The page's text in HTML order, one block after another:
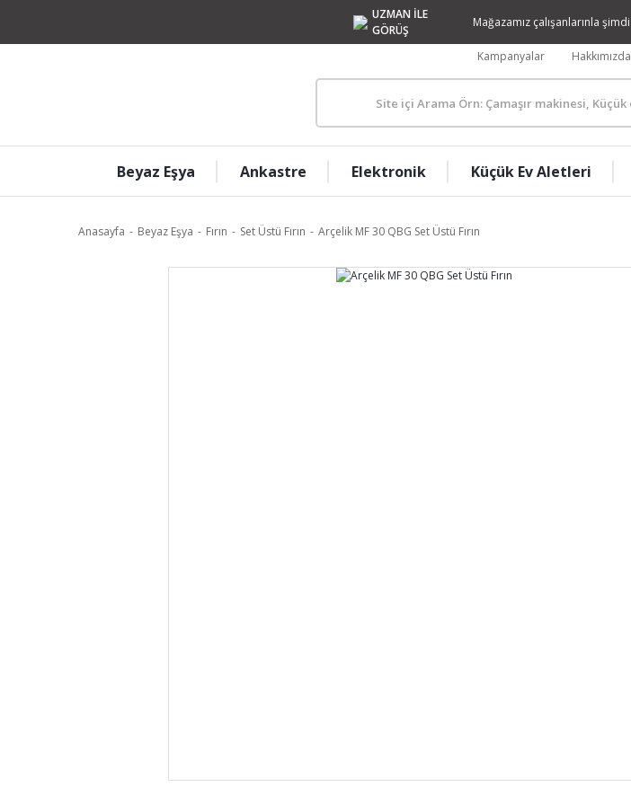
UZMAN İLE
GÖRÜŞ
Mağazamız çalışanlarınla şimdi
Kampanyalar Hakkımızda
Beyaz Eşya Ankastre Elektronik Küçük Ev Aletleri
Anasayfa Beyaz Eşya Fırın Set Üstü Fırın Arçelik MF 30 QBG Set Üstü Fırın